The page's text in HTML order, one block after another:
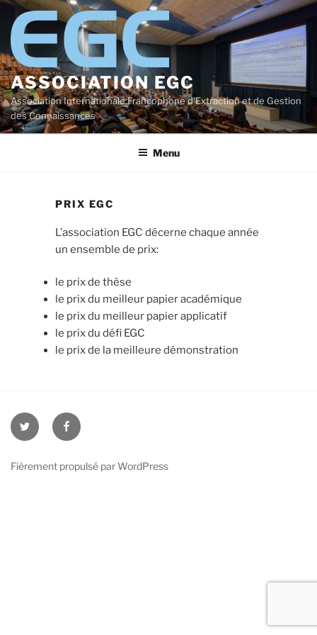
Aller
contenu
principal
ASSOCIATION EGC
Association Internationale Francophone d'Extraction et de Gestion
des Connaissances
Menu
PRIX EGC
L’association EGC décerne chaque année
un ensemble de prix:
le prix de thèse
le prix du meilleur papier académique
le prix du meilleur papier applicatif
le prix du défi EGC
le prix de la meilleure démonstration
twitter facebook
Fièrement propulsé par WordPress